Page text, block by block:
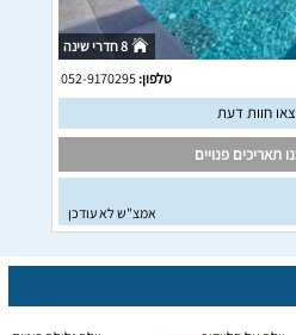
8 חדרי שינה
טלפון:052-9170295
חוות דעת
תאריכים פנויים
אמצ"ש לא עודכן